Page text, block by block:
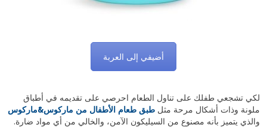
أضيفي إلى العربة
لكي تشجعي طفلك على تناول الطعام احرصي على تقديمه في أطباق
ملونة وذات أشكال مرحة مثل طبق طعام الأطفال من ماركوس&ماركوس
والذي يتميز بأنه مصنوع من السيليكون الآمن، والخالي من أي مواد ضارة.